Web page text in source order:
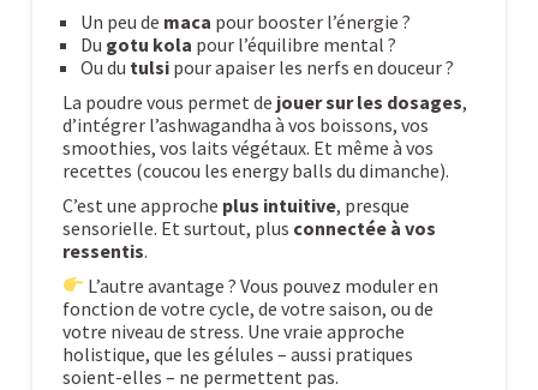
Un peu de maca pour booster l’énergie ?
Du gotu kola pour l’équilibre mental ?
Ou du tulsipour apaiser les nerfs en douceur ?
La poudre vous permet de jouer sur les dosages,
d’intégrer l’ashwagandha à vos boissons, vos
smoothies, vos laits végétaux. Et même à vos
recettes (coucou les energy balls du dimanche).
C’est une approche plus intuitive, presque
sensorielle. Et surtout, plus connectée à vos
ressentis.
L’autre avantage ? Vous pouvez moduler en
fonction de votre cycle, de votre saison, ou de
votre niveau de stress. Une vraie approche
holistique, que les gélules – aussi pratiques
soient-elles – ne permettent pas.